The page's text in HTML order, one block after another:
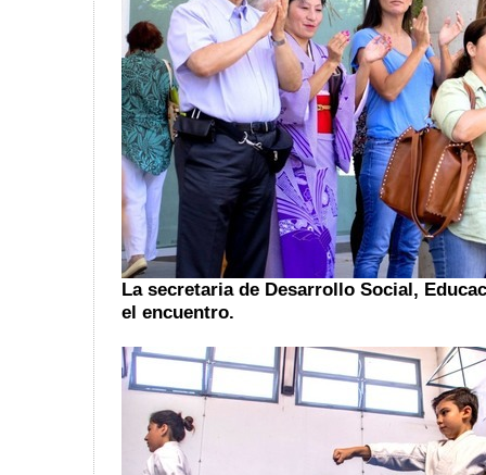
La secretaria de Desarrollo Social,
el encuentro.